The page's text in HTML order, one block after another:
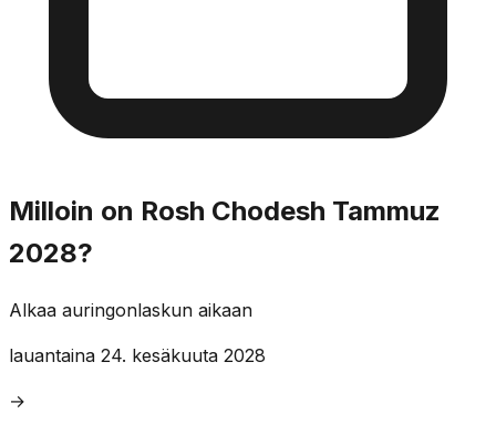
Milloin on Rosh Chodesh Tammuz
2028?
Alkaa auringonlaskun aikaan
lauantaina 24. kesäkuuta 2028
→